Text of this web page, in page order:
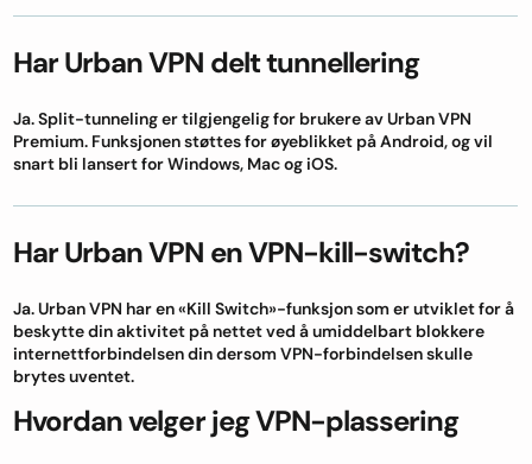
Har Urban VPN delt tunnellering
Ja. Split-tunneling er tilgjengelig for brukere av Urban VPN
Premium. Funksjonen støttes for øyeblikket på Android, og vil
snart bli lansert for Windows, Mac og iOS.
Har Urban VPN en VPN-kill-switch?
Ja. Urban VPN har en «Kill Switch»-funksjon som er utviklet for å
beskytte din aktivitet på nettet ved å umiddelbart blokkere
internettforbindelsen din dersom VPN-forbindelsen skulle
brytes uventet.
Hvordan velger jeg VPN-plassering